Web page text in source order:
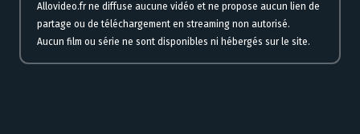
Allovideo.fr ne diffuse aucune vidéo et ne propose aucun lien de
partage ou de téléchargement en streaming non autorisé.
Aucun film ou série ne sont disponibles ni hébergés sur le site.